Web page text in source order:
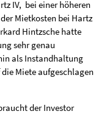
IV, bei einer höheren
Mietkosten bei Hartz
Hintzsche hatte
sehr genau
als Instandhaltung
Miete aufgeschlagen
der Investor